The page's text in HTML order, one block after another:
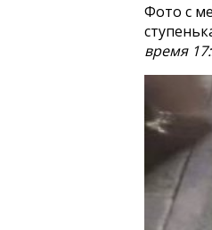
Фото с
время